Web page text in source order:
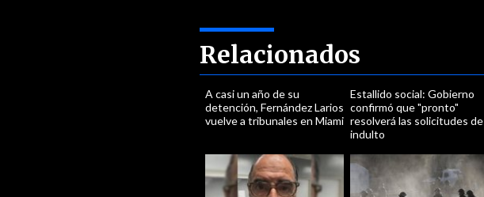
Relacionados
A casi un año de su
detención, Fernández Larios
vuelve a tribunales en Miami
Estallido social: Gobierno
confirmó que "pronto"
resolverá las solicitudes de
indulto